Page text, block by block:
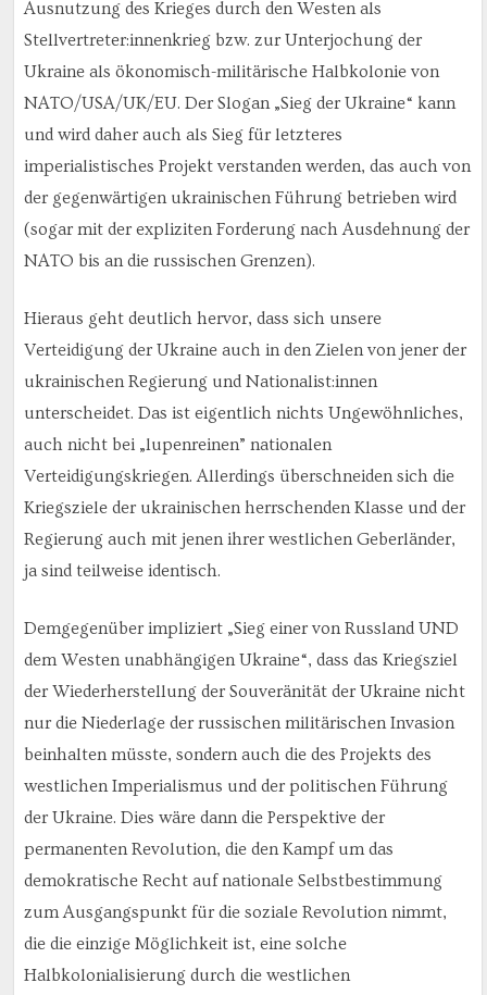
Ausnutzung des Krieges durch den Westen als
Stellvertreter:innenkrieg bzw. zur Unterjochung der
Ukraine als ökonomisch-militärische Halbkolonie von
NATO/USA/UK/EU. Der Slogan „Sieg der Ukraine“ kann
und wird daher auch als Sieg für letzteres
imperialistisches Projekt verstanden werden, das auch von
der gegenwärtigen ukrainischen Führung betrieben wird
(sogar mit der expliziten Forderung nach Ausdehnung der
NATO bis an die russischen Grenzen).
Hieraus geht deutlich hervor, dass sich unsere
Verteidigung der Ukraine auch in den Zielen von jener der
ukrainischen Regierung und Nationalist:innen
unterscheidet. Das ist eigentlich nichts Ungewöhnliches,
auch nicht bei „lupenreinen” nationalen
Verteidigungskriegen. Allerdings überschneiden sich die
Kriegsziele der ukrainischen herrschenden Klasse und der
Regierung auch mit jenen ihrer westlichen Geberländer,
ja sind teilweise identisch.
Demgegenüber impliziert „Sieg einer von Russland UND
dem Westen unabhängigen Ukraine“, dass das Kriegsziel
der Wiederherstellung der Souveränität der Ukraine nicht
nur die Niederlage der russischen militärischen Invasion
beinhalten müsste, sondern auch die des Projekts des
westlichen Imperialismus und der politischen Führung
der Ukraine. Dies wäre dann die Perspektive der
permanenten Revolution, die den Kampf um das
demokratische Recht auf nationale Selbstbestimmung
zum Ausgangspunkt für die soziale Revolution nimmt,
die die einzige Möglichkeit ist, eine solche
Halbkolonialisierung durch die westlichen